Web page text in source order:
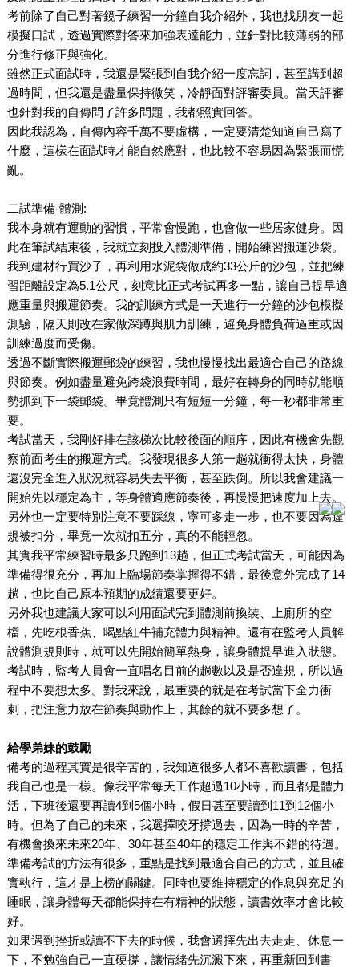
考前除了自己對著鏡子練習一分鐘自我介紹外，我也找朋友一起
模擬口試，透過實際對答來加強表達能力，並針對比較薄弱的部
分進行修正與強化。
雖然正式面試時，我還是緊張到自我介紹一度忘詞，甚至講到超
過時間，但我還是盡量保持微笑，冷靜面對評審委員。當天評審
也針對我的自傳問了許多問題，我都照實回答。
因此我認為，自傳內容千萬不要虛構，一定要清楚知道自己寫了
什麼，這樣在面試時才能自然應對，也比較不容易因為緊張而慌
亂。
二試準備-體測:
我本身就有運動的習慣，平常會慢跑，也會做一些居家健身。因
此在筆試結束後，我就立刻投入體測準備，開始練習搬運沙袋。
我到建材行買沙子，再利用水泥袋做成約33公斤的沙包，並把練
習距離設定為5.1公尺，刻意比正式考試再多一點，讓自己提早適
應重量與搬運節奏。我的訓練方式是一天進行一分鐘的沙包模擬
測驗，隔天則改在家做深蹲與肌力訓練，避免身體負荷過重或因
訓練過度而受傷。
透過不斷實際搬運郵袋的練習，我也慢慢找出最適合自己的路線
與節奏。例如盡量避免跨袋浪費時間，最好在轉身的同時就能順
勢抓到下一袋郵袋。畢竟體測只有短短一分鐘，每一秒都非常重
要。
考試當天，我剛好排在該梯次比較後面的順序，因此有機會先觀
察前面考生的搬運方式。我發現很多人第一趟就衝得太快，身體
還沒完全進入狀況就容易失去平衡，甚至跌倒。所以我會建議一
開始先以穩定為主，等身體適應節奏後，再慢慢把速度加上去。
另外也一定要特別注意不要踩線，寧可多走一步，也不要因為違
規被扣分，畢竟一次就扣五分，真的不能輕忽。
其實我平常練習時最多只跑到13趟，但正式考試當天，可能因為
準備得很充分，再加上臨場節奏掌握得不錯，最後意外完成了14
趟，也比自己原本預期的成績還要更好。
另外我也建議大家可以利用面試完到體測前換裝、上廁所的空
檔，先吃根香蕉、喝點紅牛補充體力與精神。還有在監考人員解
說體測規則時，就可以先開始簡單熱身，讓身體提早進入狀態。
考試時，監考人員會一直唱名目前的趟數以及是否違規，所以過
程中不要想太多。對我來說，最重要的就是在考試當下全力衝
刺，把注意力放在節奏與動作上，其餘的就不要多想了。
給學弟妹的鼓勵
備考的過程其實是很辛苦的，我知道很多人都不喜歡讀書，包括
我自己也是一樣。像我平常每天工作超過10小時，而且都是體力
活，下班後還要再讀4到5個小時，假日甚至要讀到11到12個小
時。但為了自己的未來，我選擇咬牙撐過去，因為一時的辛苦，
有機會換來未來20年、30年甚至40年的穩定工作與不錯的待遇。
準備考試的方法有很多，重點是找到最適合自己的方式，並且確
實執行，這才是上榜的關鍵。同時也要維持穩定的作息與充足的
睡眠，讓身體每天都能保持在有精神的狀態，讀書效率才會比較
好。
如果遇到挫折或讀不下去的時候，我會選擇先出去走走、休息一
下，不勉強自己一直硬撐，讓情緒先沉澱下來，再重新回到書